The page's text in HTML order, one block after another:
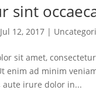
sint
Jul 12, 2017 |
sit amet,
enim ad minim
aute irure dolor in...